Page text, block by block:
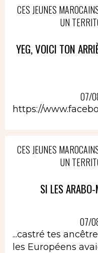
CES JEUNES
UN
YEG, VOICI TON
07/
https://
CES JEUNES
UN
SI LES
07/
...castré tes
les Européens